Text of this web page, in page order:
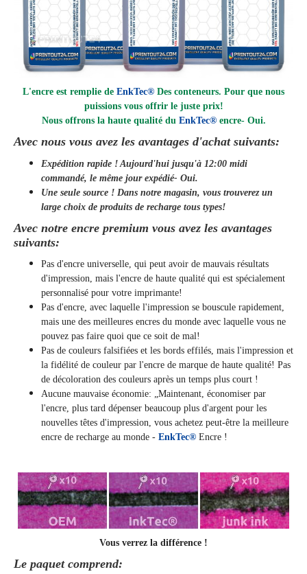
L'encre est remplie de EnkTec® Des conteneurs. Pour que nous
puissions vous offrir le juste prix!
Nous offrons la haute qualité du EnkTec®encre- Oui.
Avec nous vous avez les avantages d'achat suivants:
Expédition rapide ! Aujourd'hui jusqu'à 12:00 midi
commandé, le même jourexpédié- Oui.
Une seule source ! Dans notre magasin, vous trouverez un
large choix de produits de recharge tous types!
Avec notre encre premium vous avez les avantages
suivants:
Pas d'encre universelle, qui peut avoir de mauvais résultats
d'impression, mais l'encre de haute qualité qui est spécialement
personnalisé pour votre imprimante!
Pas d'encre, avec laquelle l'impression se bouscule rapidement,
mais une des meilleures encres du monde avec laquelle vous ne
pouvez pas faire quoi que ce soit de mal!
Pas de couleurs falsifiées et les bords effilés, mais l'impression et
la fidélité de couleur par l'encre de marque de haute qualité! Pas
de décoloration des couleurs après un temps plus court !
Aucune mauvaise économie: „Maintenant, économiser par
l'encre, plus tard dépenser beaucoup plus d'argent pour les
nouvelles têtes d'impression, vous achetez peut-être la meilleure
encre de recharge au monde - EnkTec® Encre !
Vous verrez la différence !
Le paquet comprend: